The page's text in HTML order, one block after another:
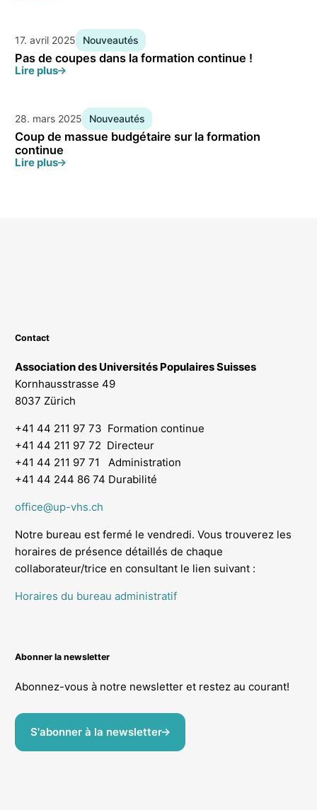
17. avril 2025 Nouveautés
Pas de coupes dans la formation continue !
Lire plus
28. mars 2025 Nouveautés
Coup de massue budgétaire sur la formation
continue
Lire plus
Contact
Association des Universités Populaires Suisses
Kornhausstrasse 49
8037 Zürich
+41 44 211 97 73 Formation continue
+41 44 211 97 72 Directeur
+41 44 211 97 71 Administration
+41 44 244 86 74 Durabilité
office@up-vhs.ch
Notre bureau est fermé le vendredi. Vous trouverez les
horaires de présence détaillés de chaque
collaborateur/trice en consultant le lien suivant :
Horaires du bureau administratif
Abonner la newsletter
Abonnez-vous à notre newsletter et restez au courant!
S'abonner à la newsletter